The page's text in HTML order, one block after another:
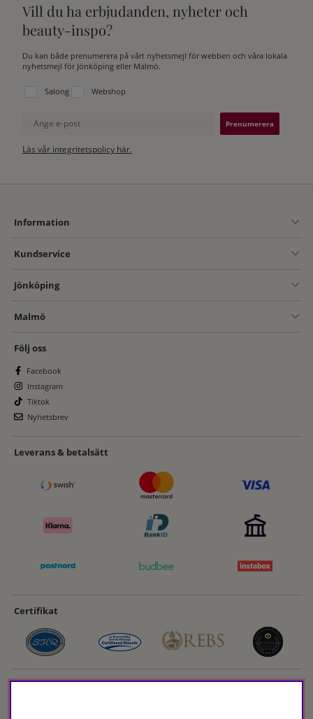
Vill du ha erbjudanden, nyheter och
beauty-inspo?
Du kan både prenumerera på vårt nyhetsmejl för webben och våra lokala
nyhetsmejl för Jönköping eller Malmö.
Välj vilken lista du vill prenumerera på:
Salong Webshop
Ange e-post
Läs vår integritetspolicy här.
Information
Kundservice
Jönköping
Malmö
Följ oss
Facebook
Instagram
Tiktok
Nyhetsbrev
Leverans & betalsätt
Certifikat